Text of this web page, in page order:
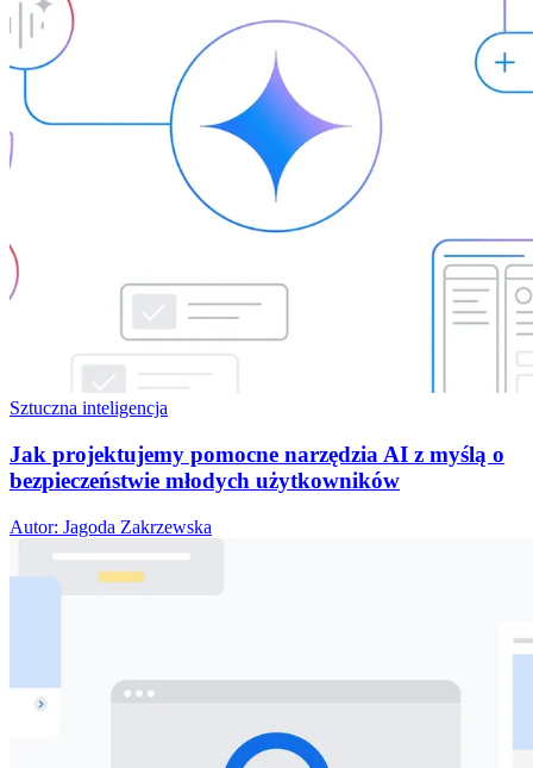
Sztuczna inteligencja
Jak projektujemy pomocne narzędzia AI z myślą o
bezpieczeństwie młodych użytkowników
Autor: Jagoda Zakrzewska